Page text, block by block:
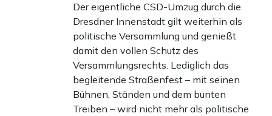
Der eigentliche CSD-Umzug durch die
Dresdner Innenstadt gilt weiterhin als
politische Versammlung und genießt
damit den vollen Schutz des
Versammlungsrechts. Lediglich das
begleitende Straßenfest – mit seinen
Bühnen, Ständen und dem bunten
Treiben – wird nicht mehr als politische